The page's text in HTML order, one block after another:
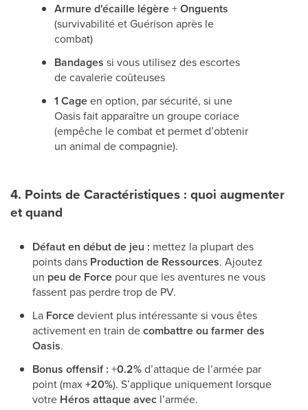
Armure d'écaille légère+Onguents
(survivabilité et Guérison après le
combat)
Bandages si vous utilisez des escortes
de cavalerie coûteuses
1 Cageen option, par sécurité, si une
Oasis fait apparaître un groupe coriace
(empêche le combat et permet d’obtenir
un animal de compagnie).
4. Points de Caractéristiques : quoi augmenter
et quand
Défaut en début de jeu : mettez la plupart des
points dans Production de Ressources. Ajoutez
un peu de Force pour que les aventures ne vous
fassent pas perdre trop de PV.
La Forcedevient plus intéressante si vous êtes
activement en train decombattre ou farmer des
Oasis.
Bonus offensif : +0.2%d’attaque de l’armée par
point (max+20%). S’applique uniquement lorsque
votre Héros attaque avec l’armée.